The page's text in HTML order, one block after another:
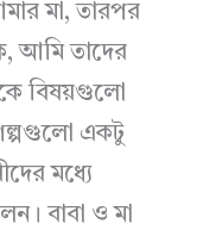
মা, তারপর
আমি তাদের
বিষয়গুলো
একটু
মধ্যে
বাবা ও মা